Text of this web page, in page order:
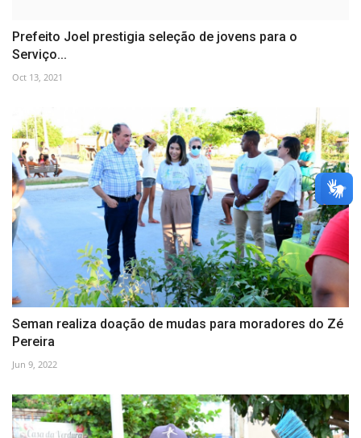
Prefeito Joel prestigia seleção de jovens para o
Serviço...
Oct 13, 2021
Seman realiza doação de mudas para moradores do Zé
Pereira
Jun 9, 2022